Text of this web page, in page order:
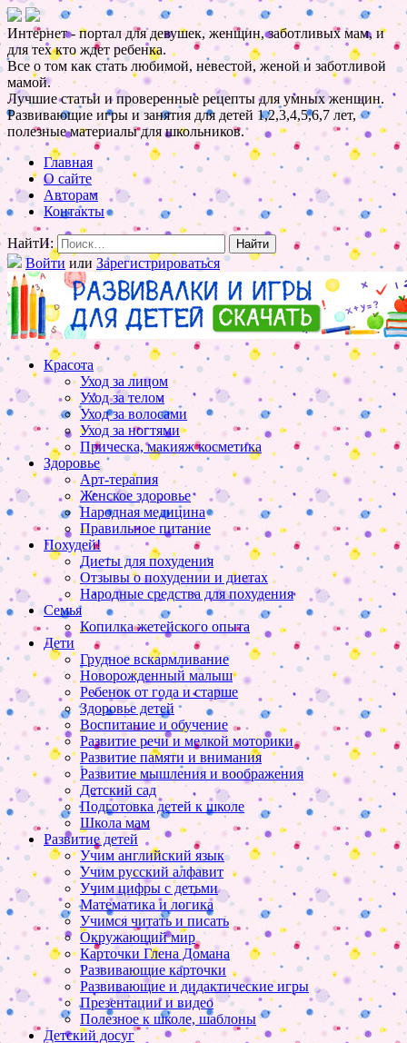
Интернет - портал для девушек, женщин, заботливых мам, и
для тех кто ждет ребенка.
Все о том как стать любимой, невестой, женой и заботливой
мамой.
Лучшие статьи и проверенные рецепты для умных женщин.
Развивающие игры и занятия для детей 1,2,3,4,5,6,7 лет,
полезные материалы для школьников.
Главная
О сайте
Авторам
Контакты
НайтИ:
Войти или Зарегистрироваться
Красота
Уход за лицом
Уход за телом
Уход за волосами
Уход за ногтями
Прическа, макияж косметика
Здоровье
Арт-терапия
Женское здоровье
Народная медицина
Правильное питание
Похудей!
Диеты для похудения
Отзывы о похудении и диетах
Народные средства для похудения
Семья
Копилка жетейского опыта
Дети
Грудное вскармливание
Новорожденный малыш
Ребенок от года и старше
Здоровье детей
Воспитание и обучение
Развитие речи и мелкой моторики
Развитие памяти и внимания
Развитие мышления и воображения
Детский сад
Подготовка детей к школе
Школа мам
Развитие детей
Учим английский язык
Учим русский алфавит
Учим цифры с детьми
Математика и логика
Учимся читать и писать
Окружающий мир
Карточки Глена Домана
Развивающие карточки
Развивающие и дидактические игры
Презентации и видео
Полезное к школе, шаблоны
Детский досуг